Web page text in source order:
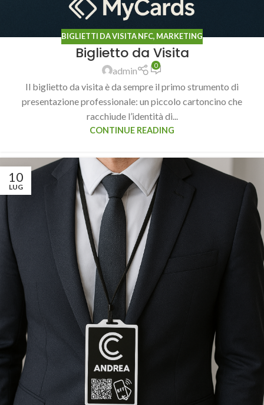
BIGLIETTI DA VISITA NFC, MARKETING
Biglietto da Visita
admin 0
Il biglietto da visita è da sempre il primo strumento di
presentazione professionale: un piccolo cartoncino che
racchiude l’identità di...
CONTINUE READING
10
LUG